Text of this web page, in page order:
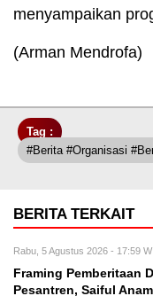
menyampaikan
(Arman Mendrofa)
Tag :
#berita #organisasi
BERITA TERKAIT
Rabu, 5 Agustus 2026 - 17:59
Framing Pemberitaan
Pesantren, Saiful